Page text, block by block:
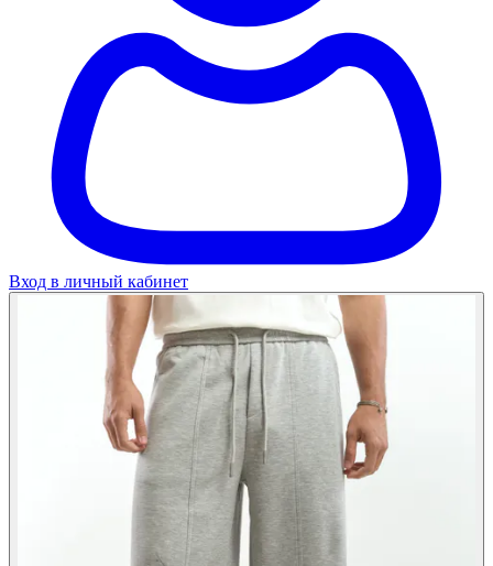
Вход в личный кабинет